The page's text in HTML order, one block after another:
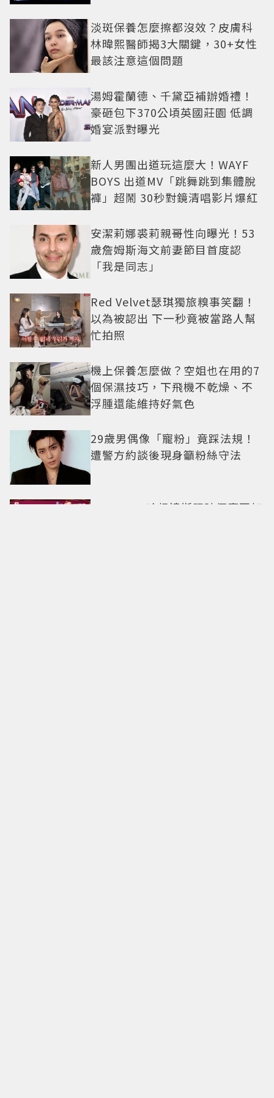
淡斑保養怎麼擦都沒效？皮膚科
林暐熙醫師揭3大關鍵，30+女性
最該注意這個問題
湯姆霍蘭德、千黛亞補辦婚禮！
豪砸包下370公頃英國莊園 低調
婚宴派對曝光
新人男團出道玩這麼大！WAYF
BOYS 出道MV「跳舞跳到集體脫
褲」超鬧 30秒對鏡清唱影片爆紅
安潔莉娜裘莉親哥性向曝光！53
歲詹姆斯海文前妻節目首度認
「我是同志」
Red Velvet瑟琪獨旅糗事笑翻！
以為被認出 下一秒竟被當路人幫
忙拍照
機上保養怎麼做？空姐也在用的7
個保濕技巧，下飛機不乾燥、不
浮腫還能維持好氣色
29歲男偶像「寵粉」竟踩法規！
遭警方約談後現身籲粉絲守法
7-ELEVEN哈根達斯限時優惠再加